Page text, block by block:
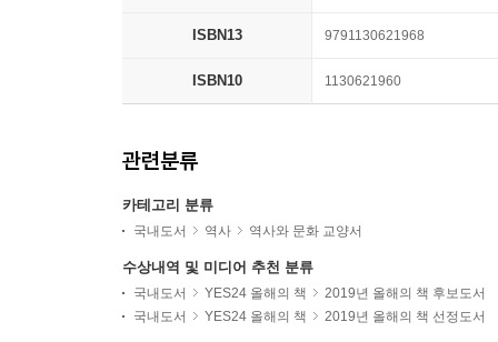
ISBN13 9791130621968
ISBN10 1130621960
관련분류
카테고리 분류
국내도서 역사 역사와 문화 교양서
수상내역 및 미디어 추천 분류
국내도서 YES24 올해의 책
2019년 올해의 책 후보도서
국내도서
YES24 올해의 책 2019년 올해의 책 선정도서